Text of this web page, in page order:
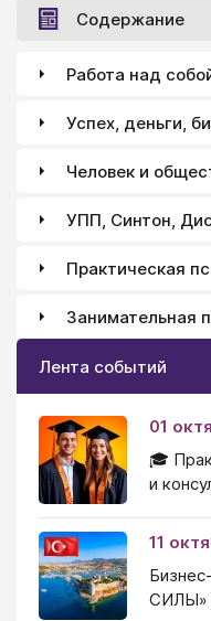
Содержание
Работа над
Успех, деньги,
Человек и
УПП, Синтон,
Практическая
Занимательная
Лента событий
01
🎓
и
11
СИЛЫ»